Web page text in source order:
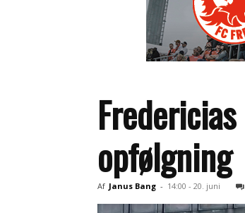
opfølgning
Af Janus Bang - 14:00 - 20. juni